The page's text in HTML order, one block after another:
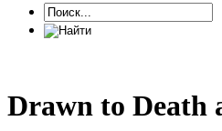
Drawn to Death